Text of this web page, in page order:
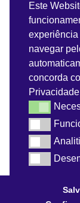
Benefícios
Contra-
Convênios
Webmail
Este
experiência
navegar
concorda
Necessario
Funcional
Analitico